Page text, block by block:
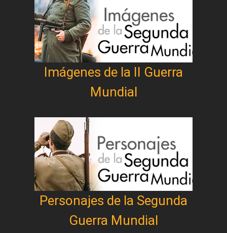
Imágenes de la II Guerra
Mundial
Personajes de la Segunda
Guerra Mundial